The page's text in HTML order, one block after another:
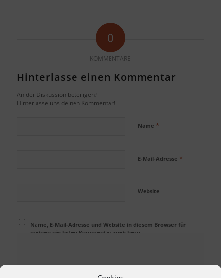
0
KOMMENTARE
Hinterlasse einen Kommentar
An der Diskussion beteiligen?
Hinterlasse uns deinen Kommentar!
Name *
E-Mail-Adresse *
Website
Name, E-Mail-Adresse und Website in diesem Browser für
meinen nächsten Kommentar speichern.